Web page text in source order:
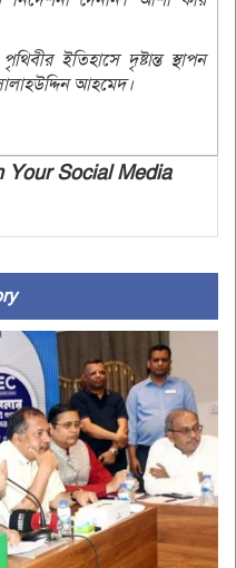
ইতিহাসে দৃষ্টান্ত স্থাপন
আহমেদ।
Your Social Media